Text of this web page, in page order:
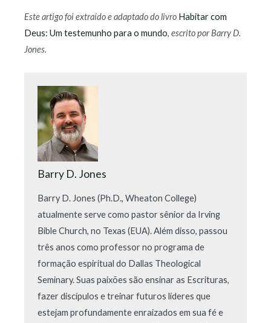
Este artigo foi extraído e adaptado do livro Habitar com
Deus: Um testemunho para o mundo, escrito por Barry D.
Jones.
Barry D. Jones
Barry D. Jones (Ph.D., Wheaton College)
atualmente serve como pastor sênior da Irving
Bible Church, no Texas (EUA). Além disso, passou
três anos como professor no programa de
formação espiritual do Dallas Theological
Seminary. Suas paixões são ensinar as Escrituras,
fazer discípulos e treinar futuros líderes que
estejam profundamente enraizados em sua fé e